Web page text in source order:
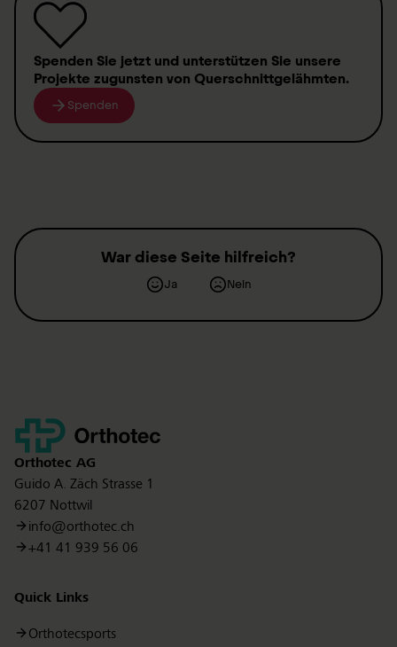
Spenden Sie jetzt und unterstützen Sie unsere
Projekte zugunsten von Querschnittgelähmten.
Spenden
War diese Seite hilfreich?
Ja Nein
Kontakt
Orthotec AG
Guido A. Zäch Strasse 1
6207 Nottwil
info@orthotec.ch
+41 41 939 56 06
Quick Links
Orthotecsports